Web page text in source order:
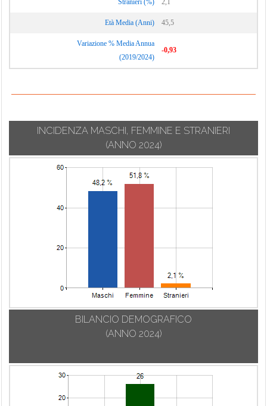
Stranieri (%) 2,1
Età Media (Anni) 45,5
Variazione % Media Annua
(2019/2024)
-0,93
INCIDENZA MASCHI, FEMMINE E STRANIERI
(ANNO 2024)
BILANCIO DEMOGRAFICO
(ANNO 2024)